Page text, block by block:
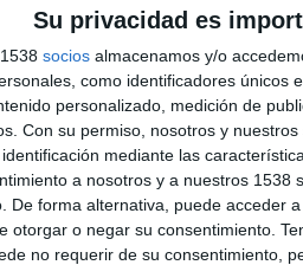
Su privacidad es
socios almacenamos y/o
como identificadores únicos
personalizado, medición de
Con su permiso, nosotros y
mediante las
a nosotros y a nuestros 1538
De forma alternativa, puede acceder
otorgar o negar su consentimiento.
no requerir de su consentimiento,
CONSECUTIVOS
DE PAGO
16